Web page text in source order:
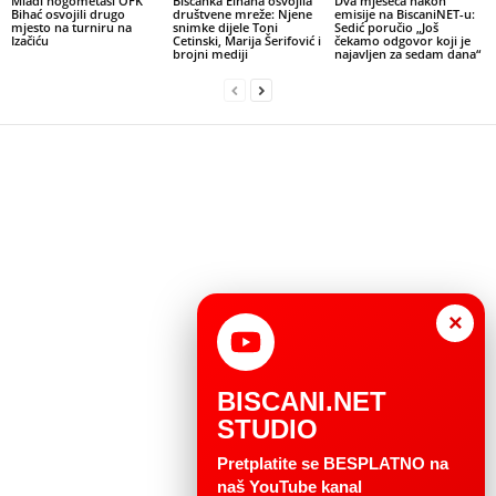
Bihać osvojili drugo
mjesto na turniru na
Izačiću
društvene mreže: Njene
snimke dijele Toni
Cetinski, Marija Šerifović i
brojni mediji
emisije na BiscaniNET-u:
Sedić poručio „Još
čekamo odgovor koji je
najavljen za sedam dana“
×
BISCANI.NET
STUDIO
Pretplatite se BESPLATNO na
naš YouTube kanal